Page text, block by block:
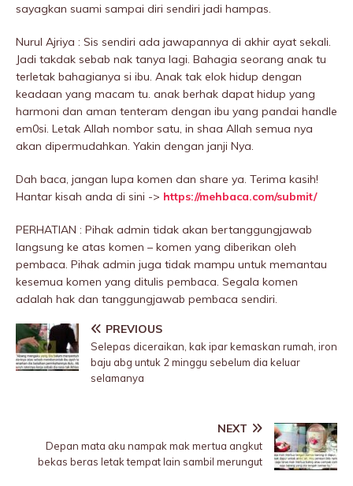
sayagkan suami sampai diri sendiri jadi hampas.
Nurul Ajriya : Sis sendiri ada jawapannya di akhir ayat sekali.
Jadi takdak sebab nak tanya lagi. Bahagia seorang anak tu
terletak bahagianya si ibu. Anak tak elok hidup dengan
keadaan yang macam tu. anak berhak dapat hidup yang
harmoni dan aman tenteram dengan ibu yang pandai handle
em0si. Letak Allah nombor satu, in shaa Allah semua nya
akan dipermudahkan. Yakin dengan janji Nya.
Dah baca, jangan lupa komen dan share ya. Terima kasih!
Hantar kisah anda di sini -> https://mehbaca.com/submit/
PERHATIAN : Pihak admin tidak akan bertanggungjawab
langsung ke atas komen – komen yang diberikan oleh
pembaca. Pihak admin juga tidak mampu untuk memantau
kesemua komen yang ditulis pembaca. Segala komen
adalah hak dan tanggungjawab pembaca sendiri.
PREVIOUS
Selepas diceraikan, kak ipar kemaskan rumah, iron
baju abg untuk 2 minggu sebelum dia keluar
selamanya
NEXT
Depan mata aku nampak mak mertua angkut
bekas beras letak tempat lain sambil merungut